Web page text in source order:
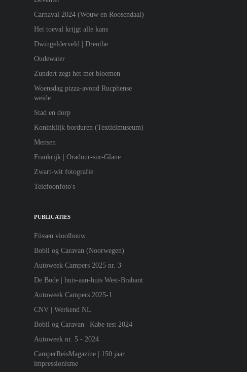
Carnaval 2024 (Wouw en Roosendaal)
Het toeval krijgt alle kans
Dwingelderveld | Drenthe
Oudewater
Zundert zegt het met bloemen
Woensdag pizza-avond Rucphense
weide
Stad en dorp
Koninklijk borduren (Textielmuseum)
Mensen
Frankrijk | Oradour-sur-Glane
Zwart-wit fotografie
Telefoonfoto's
PUBLICATIES
Füssen vioolbouw
Bobil og Caravan (Noorwegen)
Autoweek Campers 2025 nr. 3
De Bode | huis-aan-huis West-Brabant
Autoweek Campers 2025-1
CNV | Werkend NL
Bobil og Caravan | Kabe test 2024
Autoweek nr. 5 - 2024
CamperReisMagazine | 150 jaar
impressionisme